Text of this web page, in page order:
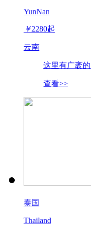
YunNan
￥2280起
云南
这里有广袤
查看>>
泰国
Thailand